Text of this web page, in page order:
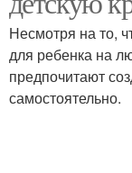
Несмотря на то,
для ребенка на
предпочитают
самостоятельно.